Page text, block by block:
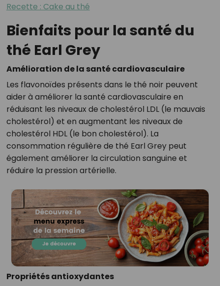
Recette : Cake au thé
Bienfaits pour la santé du
thé Earl Grey
Amélioration de la santé cardiovasculaire
Les flavonoïdes présents dans le thé noir peuvent
aider à améliorer la santé cardiovasculaire en
réduisant les niveaux de cholestérol LDL (le mauvais
cholestérol) et en augmentant les niveaux de
cholestérol HDL (le bon cholestérol). La
consommation régulière de thé Earl Grey peut
également améliorer la circulation sanguine et
réduire la pression artérielle.
Propriétés antioxydantes